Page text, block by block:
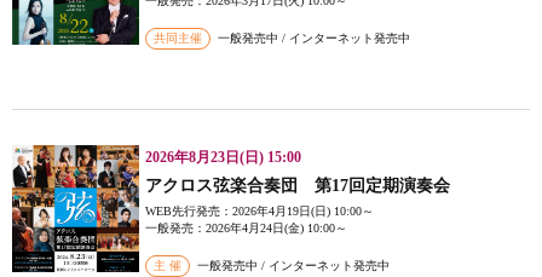
共同主催 一般発売中 / インターネット発売中
2026年8月23日(日) 15:00
アクロス弦楽合奏団 第17回定期演奏会
WEB先行発売：2026年4月19日(日) 10:00～
一般発売：2026年4月24日(金) 10:00～
主 催 一般発売中 / インターネット発売中